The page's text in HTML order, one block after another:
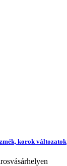
korok változatok